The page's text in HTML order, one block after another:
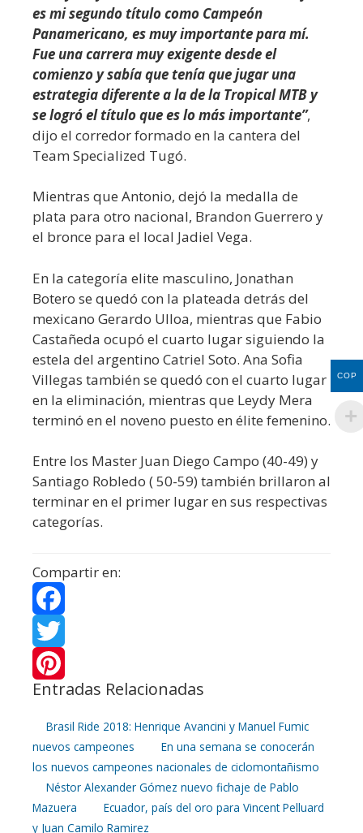
es mi segundo título como Campeón
Panamericano, es muy importante para mí.
Fue una carrera muy exigente desde el
comienzo y sabía que tenía que jugar una
estrategia diferente a la de la Tropical MTB y
se logró el título que es lo más importante”,
dijo el corredor formado en la cantera del
Team Specialized Tugó.
Mientras que Antonio, dejó la medalla de
plata para otro nacional, Brandon Guerrero y
el bronce para el local Jadiel Vega.
En la categoría elite masculino, Jonathan
Botero se quedó con la plateada detrás del
mexicano Gerardo Ulloa, mientras que Fabio
Castañeda ocupó el cuarto lugar siguiendo la
estela del argentino Catriel Soto. Ana Sofia
Villegas también se quedó con el cuarto lugar
en la eliminación, mientras que Leydy Mera
terminó en el noveno puesto en élite femenino.
Entre los Master Juan Diego Campo (40-49) y
Santiago Robledo ( 50-59) también brillaron al
terminar en el primer lugar en sus respectivas
categorías.
Compartir en:
F
a
c
b
o
T
w
t
e
P
n
e
Entradas Relacionadas
Brasil Ride 2018: Henrique Avancini y Manuel Fumic
nuevos campeones
En una semana se conocerán
los nuevos campeones nacionales de ciclomontañismo
Néstor Alexander Gómez nuevo fichaje de Pablo
Mazuera
Ecuador, país del oro para Vincent Pelluard
y Juan Camilo Ramirez
COP